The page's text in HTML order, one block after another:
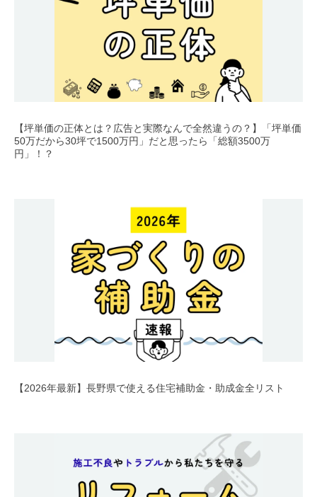
【坪単価の正体とは？広告と実際なんで全然違うの？】「坪単価
50万だから30坪で1500万円」だと思ったら「総額3500万
円」！？
【2026年最新】長野県で使える住宅補助金・助成金全リスト